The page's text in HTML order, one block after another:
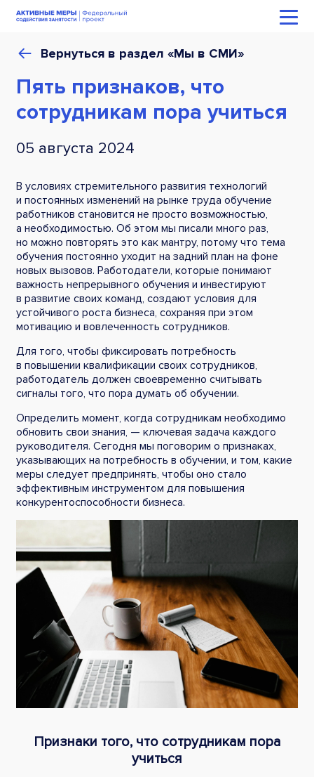
Вернуться в раздел «Мы в СМИ»
Пять признаков, что
сотрудникам пора учиться
05 августа 2024
В условиях стремительного развития технологий
и постоянных изменений на рынке труда обучение
работников становится не просто возможностью,
а необходимостью. Об этом мы писали много раз,
но можно повторять это как мантру, потому что тема
обучения постоянно уходит на задний план на фоне
новых вызовов. Работодатели, которые понимают
важность непрерывного обучения и инвестируют
в развитие своих команд, создают условия для
устойчивого роста бизнеса, сохраняя при этом
мотивацию и вовлеченность сотрудников.
Для того, чтобы фиксировать потребность
в повышении квалификации своих сотрудников,
работодатель должен своевременно считывать
сигналы того, что пора думать об обучении.
Определить момент, когда сотрудникам необходимо
обновить свои знания, — ключевая задача каждого
руководителя. Сегодня мы поговорим о признаках,
указывающих на потребность в обучении, и том, какие
меры следует предпринять, чтобы оно стало
эффективным инструментом для повышения
конкурентоспособности бизнеса.
Признаки того, что сотрудникам пора
учиться